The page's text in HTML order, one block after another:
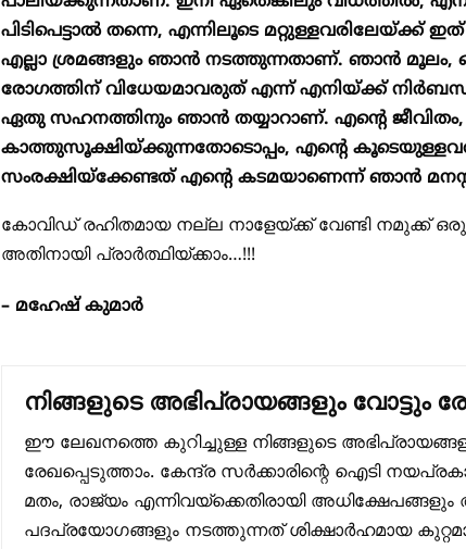
പിടിപെട്ടാൽ തന്നെ, എന്നിലൂടെ മറ്റുള്ളവരിലേയ്ക്ക്
എല്ലാ ശ്രമങ്ങളും ഞാൻ നടത്തുന്നതാണ്. ഞാൻ
രോഗത്തിന് വിധേയമാവരുത് എന്ന് എനിയ്ക്ക്
ഏതു സഹനത്തിനും ഞാൻ തയ്യാറാണ്. എന്റെ ജീവിതം,
കാത്തുസൂക്ഷിയ്ക്കുന്നതോടൊപ്പം, എന്റെ
സംരക്ഷിയ്ക്കേണ്ടത് എന്റെ കടമയാണെന്ന് ഞാൻ
കോവിഡ് രഹിതമായ നല്ല നാളേയ്ക്ക് വേണ്ടി നമുക്ക്
അതിനായി പ്രാർത്ഥിയ്ക്കാം…!!!
– മഹേഷ് കുമാർ
നിങ്ങളുടെ അഭിപ്രായങ്ങളും വോട്ടും
ഈ ലേഖനത്തെ കുറിച്ചുള്ള നിങ്ങളുടെ
രേഖപ്പെടുത്താം. കേന്ദ്ര സർക്കാരിന്റെ ഐടി
മതം, രാജ്യം എന്നിവയ്ക്കെതിരായി
പദപ്രയോഗങ്ങളും നടത്തുന്നത് ശിക്ഷാർഹമായ